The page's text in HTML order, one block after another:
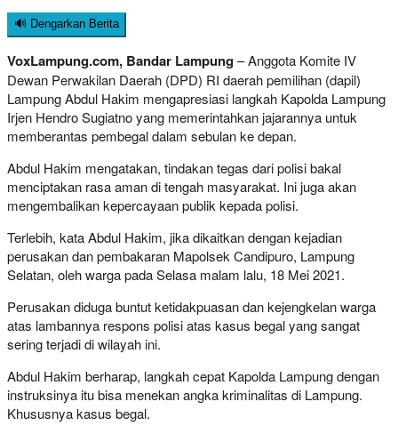
🔊 Dengarkan Berita
VoxLampung.com, Bandar Lampung– Anggota Komite IV
Dewan Perwakilan Daerah (DPD) RI daerah pemilihan (dapil)
Lampung Abdul Hakim mengapresiasi langkah Kapolda Lampung
Irjen Hendro Sugiatno yang memerintahkan jajarannya untuk
memberantas pembegal dalam sebulan ke depan.
Abdul Hakim mengatakan, tindakan tegas dari polisi bakal
menciptakan rasa aman di tengah masyarakat. Ini juga akan
mengembalikan kepercayaan publik kepada polisi.
Terlebih, kata Abdul Hakim, jika dikaitkan dengan kejadian
perusakan dan pembakaran Mapolsek Candipuro, Lampung
Selatan, oleh warga pada Selasa malam lalu, 18 Mei 2021.
Perusakan diduga buntut ketidakpuasan dan kejengkelan warga
atas lambannya respons polisi atas kasus begal yang sangat
sering terjadi di wilayah ini.
Abdul Hakim berharap, langkah cepat Kapolda Lampung dengan
instruksinya itu bisa menekan angka kriminalitas di Lampung.
Khususnya kasus begal.